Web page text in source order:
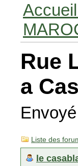
Rue
a
Liste des
le